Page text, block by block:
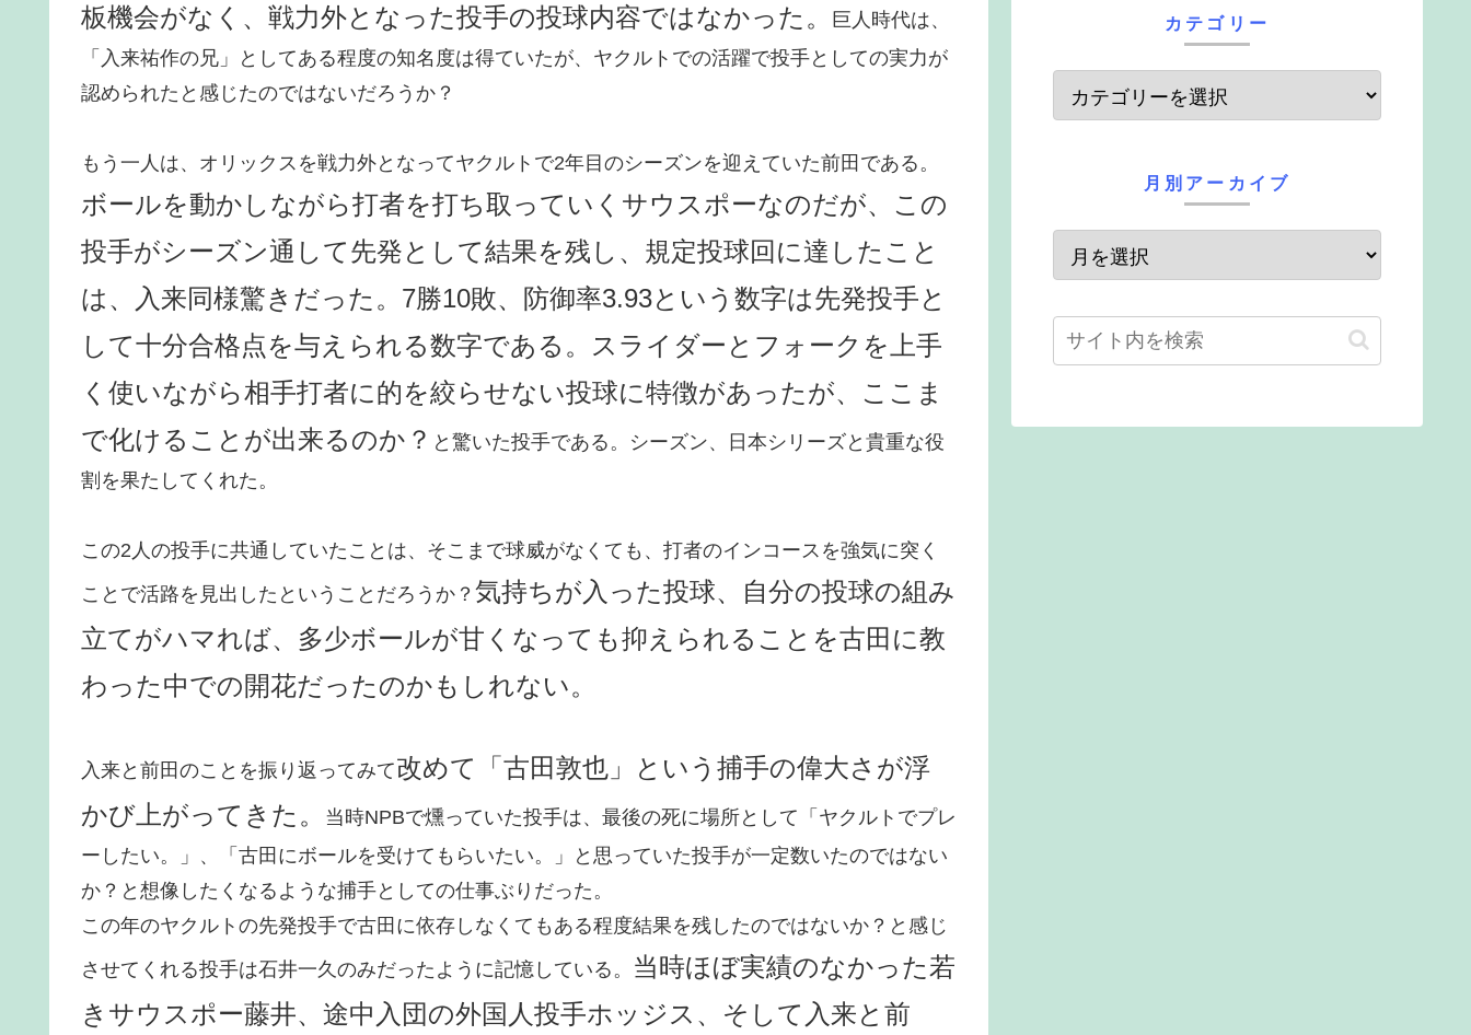
板機会がなく、戦力外となった投手の投球内容ではなかった。
巨人時代は、
「入来祐作の兄」としてある程度の知名度は得ていたが、ヤクルトでの活躍で投手としての実力が
認められたと感じたのではないだろうか？
もう一人は、オリックスを戦力外となってヤクルトで2年目のシーズンを迎えていた前田である。
ボールを動かしながら打者を打ち取っていくサウスポーなのだが、この
投手がシーズン通して先発として結果を残し、規定投球回に達したこと
は、入来同様驚きだった。7勝10敗、防御率3.93という数字は先発投手と
して十分合格点を与えられる数字である。スライダーとフォークを上手
く使いながら相手打者に的を絞らせない投球に特徴があったが、ここま
で化けることが出来るのか？ と驚いた投手である。シーズン、日本シリーズと貴重な役
割を果たしてくれた。
この2人の投手に共通していたことは、そこまで球威がなくても、打者のインコースを強気に突く
ことで活路を見出したということだろうか？ 気持ちが入った投球、自分の投球の組み
立てがハマれば、多少ボールが甘くなっても抑えられることを古田に教
わった中での開花だったのかもしれない。
入来と前田のことを振り返ってみて改めて「古田敦也」という捕手の偉大さが浮
かび上がってきた。
当時NPBで燻っていた投手は、最後の死に場所として「ヤクルトでプレ
ーしたい。」、「古田にボールを受けてもらいたい。」と思っていた投手が一定数いたのではない
か？と想像したくなるような捕手としての仕事ぶりだった。
この年のヤクルトの先発投手で古田に依存しなくてもある程度結果を残したのではないか？と感じ
させてくれる投手は石井一久のみだったように記憶している。 当時ほぼ実績のなかった若
きサウスポー藤井、途中入団の外国人投手ホッジス、そして入来と前
カテゴリー
月別アーカイブ